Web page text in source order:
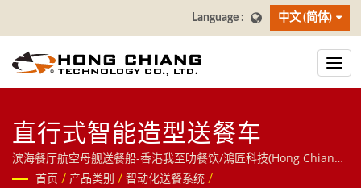
中文 (简体)
直行式智能造型送餐车
滨海餐厅航空母舰送餐船-香港我至叻餐饮/鴻匠科技(Hong Chiang)
｜以轨道自动化核心技术跨足餐饮与物流领域，提供送餐机器人、
首页 / 产品类别 / 智动化送餐系统 /